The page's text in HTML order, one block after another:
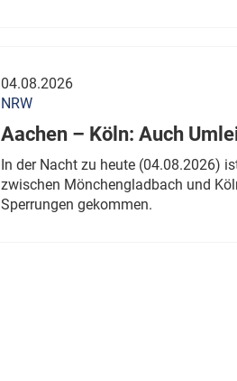
04.08.2026
NRW
Aachen – Köln: Auch
In der Nacht zu heute (04.08.2026)
zwischen Mönchengladbach und
Sperrungen gekommen.